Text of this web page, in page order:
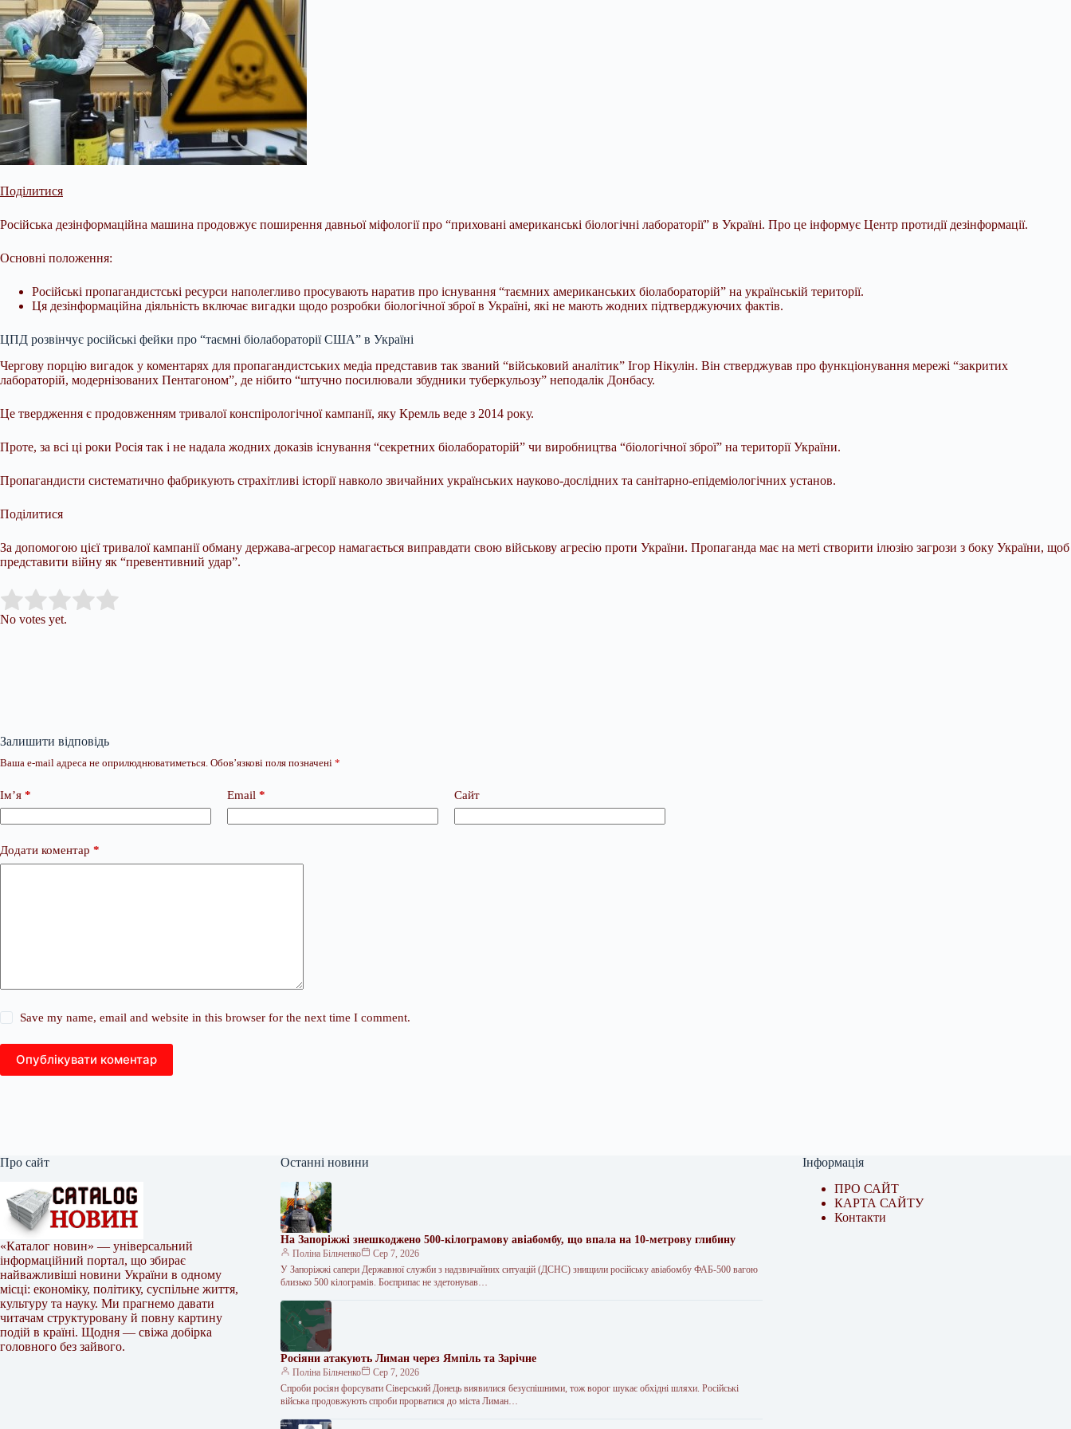
Поділитися
Російська дезінформаційна машина продовжує поширення давньої міфології про “приховані американські біологічні лабораторії” в Україні. Про це інформує Центр протидії дезінформації.
Основні положення:
Російські пропагандистські ресурси наполегливо просувають наратив про існування “таємних американських біолабораторій” на українській території.
Ця дезінформаційна діяльність включає вигадки щодо розробки біологічної зброї в Україні, які не мають жодних підтверджуючих фактів.
ЦПД розвінчує російські фейки про “таємні біолабораторії США” в Україні
Чергову порцію вигадок у коментарях для пропагандистських медіа представив так званий “військовий аналітик” Ігор Нікулін. Він стверджував про функціонування мережі “закритих
лабораторій, модернізованих Пентагоном”, де нібито “штучно посилювали збудники туберкульозу” неподалік Донбасу.
Це твердження є продовженням тривалої конспірологічної кампанії, яку Кремль веде з 2014 року.
Проте, за всі ці роки Росія так і не надала жодних доказів існування “секретних біолабораторій” чи виробництва “біологічної зброї” на території України.
Пропагандисти систематично фабрикують страхітливі історії навколо звичайних українських науково-дослідних та санітарно-епідеміологічних установ.
Поділитися
За допомогою цієї тривалої кампанії обману держава-агресор намагається виправдати свою військову агресію проти України. Пропаганда має на меті створити ілюзію загрози з боку України, щоб
представити війну як “превентивний удар”.
Rate this item:
No votes yet.
Залишити відповідь
Ваша e-mail адреса не оприлюднюватиметься. Обов’язкові поля позначені *
Ім’я * Email * Сайт
Додати коментар *
Save my name, email and website in this browser for the next time I comment.
Опублікувати коментар
Про сайт
«Каталог новин» — універсальний
інформаційний портал, що збирає
найважливіші новини України в одному
місці: економіку, політику, суспільне життя,
культуру та науку. Ми прагнемо давати
читачам структуровану й повну картину
подій в країні. Щодня — свіжа добірка
головного без зайвого.
Останні новини
На Запоріжжі знешкоджено 500-кілограмову авіабомбу, що впала на 10-метрову глибину
Поліна Більченко
Сер 7, 2026
У Запоріжжі сапери Державної служби з надзвичайних ситуацій (ДСНС) знищили російську авіабомбу ФАБ-500 вагою
близько 500 кілограмів. Боєприпас не здетонував…
Росіяни атакують Лиман через Ямпіль та Зарічне
Поліна Більченко
Сер 7, 2026
Спроби росіян форсувати Сіверський Донець виявилися безуспішними, тож ворог шукає обхідні шляхи. Російські
війська продовжують спроби прорватися до міста Лиман…
Інформація
ПРО САЙТ
КАРТА САЙТУ
Контакти